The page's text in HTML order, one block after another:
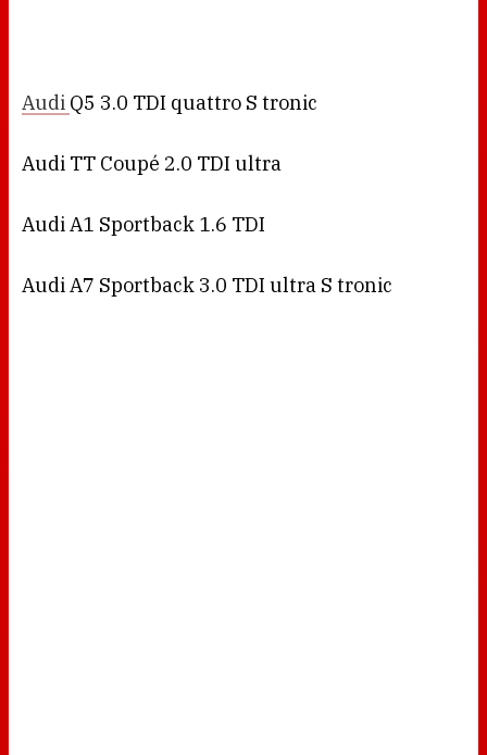
Audi Q5 3.0 TDI quattro S tronic
Audi TT Coupé 2.0 TDI ultra
Audi A1 Sportback 1.6 TDI
Audi A7 Sportback 3.0 TDI ultra S tronic